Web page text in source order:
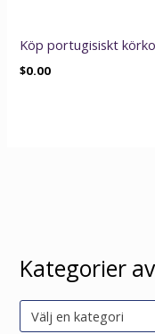
Köp portugisiskt
$0.00
Kategorier
Välj en kategori